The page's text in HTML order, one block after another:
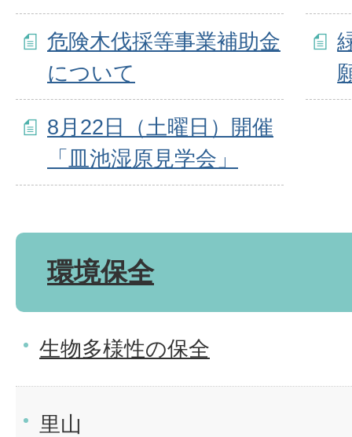
危険木伐採等事業補助金
について
8月22日（土曜日）開催
「皿池湿原見学会」
環境保全
生物多様性の保全
里山